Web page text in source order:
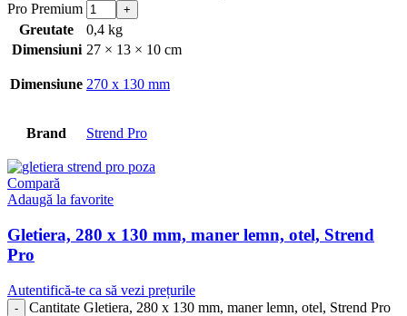
Pro Premium
Greutate
0,4 kg
Dimensiuni 27 × 13 × 10 cm
Dimensiune 270 x 130 mm
Brand Strend Pro
Compară
Adaugă la favorite
Gletiera, 280 x 130 mm, maner lemn, otel, Strend
Pro
Autentifică-te ca să vezi prețurile
Cantitate Gletiera, 280 x 130 mm, maner lemn, otel, Strend Pro